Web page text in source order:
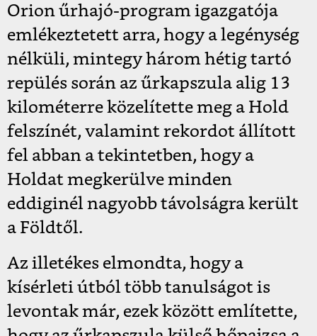
Orion űrhajó-program igazgatója
emlékeztetett arra, hogy a legénység
nélküli, mintegy három hétig tartó
repülés során az űrkapszula alig 13
kilométerre közelítette meg a Hold
felszínét, valamint rekordot állított
fel abban a tekintetben, hogy a
Holdat megkerülve minden
eddiginél nagyobb távolságra került
a Földtől.
Az illetékes elmondta, hogy a
kísérleti útból több tanulságot is
levontak már, ezek között említette,